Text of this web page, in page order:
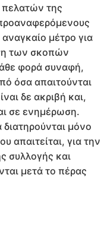
της
μέτρο για
των σκοπών
φορά συναφή,
όσα απαιτούνται
δε ακριβή και,
σε ενημέρωση.
μόνο
απαιτείται, για την
συλλογής και
μετά το πέρας